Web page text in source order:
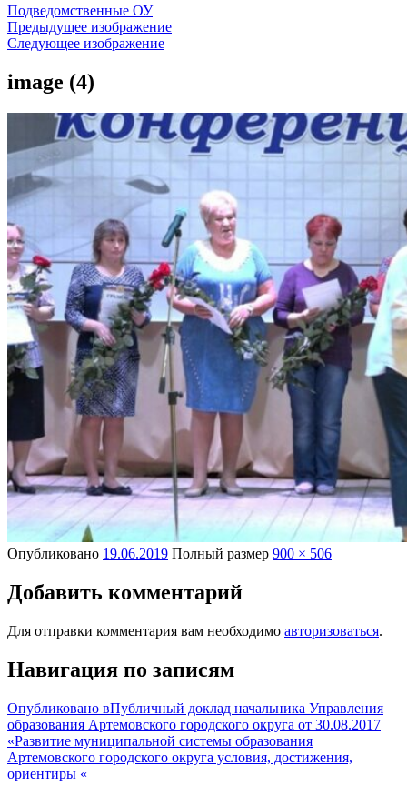
Подведомственные ОУ
Предыдущее изображение
Следующее изображение
image (4)
Опубликовано 19.06.2019 Полный размер 900 × 506
Добавить комментарий
Для отправки комментария вам необходимо авторизоваться.
Навигация по записям
Опубликовано вПубличный доклад начальника Управления
образования Артемовского городского округа от 30.08.2017
«Развитие муниципальной системы образования
Артемовского городского округа условия, достижения,
ориентиры «